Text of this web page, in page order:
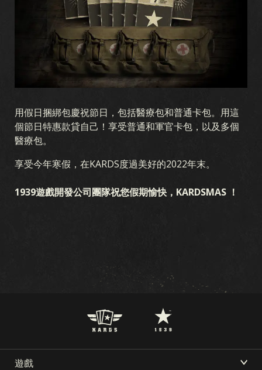
用假日捆綁包慶祝節日，包括醫療包和普通卡包。用這
個節日特惠款貸自己！享受普通和軍官卡包，以及多個
醫療包。
享受今年寒假，在KARDS度過美好的2022年末。
1939遊戲開發公司團隊祝您假期愉快，KARDSMAS ！
遊戲